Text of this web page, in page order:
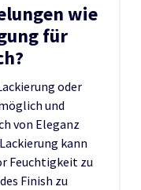
wie
für
oder
und
von Eleganz
kann
Feuchtigkeit zu
Finish zu